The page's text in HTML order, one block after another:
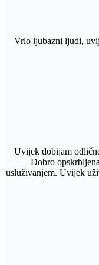
Vrlo ljubazni ljudi,
Uvijek dobijam
Dobro
usluživanjem. Uvijek